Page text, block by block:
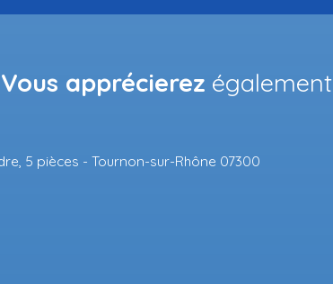
Vous apprécierez également